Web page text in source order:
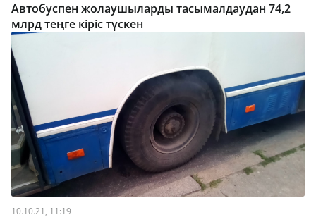
Автобуспен жолаушыларды тасымалдаудан 74,2
млрд теңге кіріс түскен
10.10.21, 11:19